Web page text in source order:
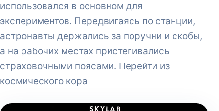
использовался в основном для
экспериментов. Передвигаясь по станции,
астронавты держались за поручни и скобы,
а на рабочих местах пристегивались
страховочными поясами. Перейти из
космического кора